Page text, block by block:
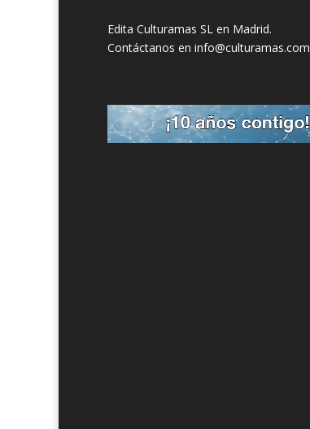
Edita Culturamas SL en Madrid.
Contáctanos en info@culturamas.com